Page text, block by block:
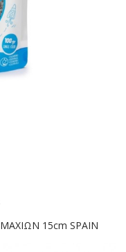
15cm SPAIN